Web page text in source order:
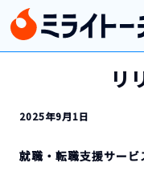
リ
2025年9月1日
就職・転職支援サービ